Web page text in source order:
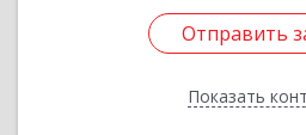
Отправить
Показать
Отправить
Назад